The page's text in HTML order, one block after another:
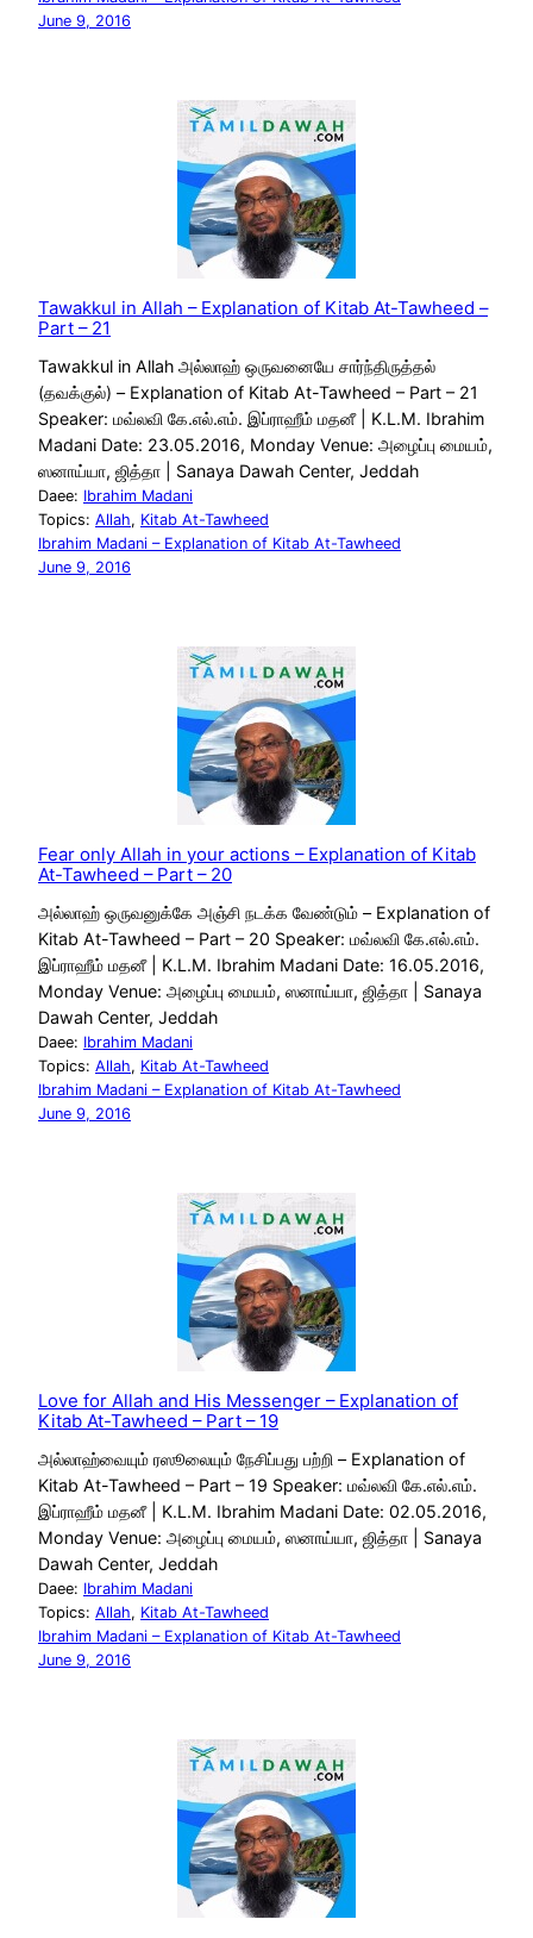
June 9, 2016
Tawakkul in Allah – Explanation of Kitab At-Tawheed –
Part – 21
Tawakkul in Allah அல்லாஹ் ஒருவனையே சார்ந்திருத்தல்
(தவக்குல்) – Explanation of Kitab At-Tawheed – Part – 21
Speaker: மவ்லவி கே.எல்.எம். இப்ராஹீம் மதனீ | K.L.M. Ibrahim
Madani Date: 23.05.2016, Monday Venue: அழைப்பு மையம்,
ஸனாய்யா, ஜித்தா | Sanaya Dawah Center, Jeddah
Daee: Ibrahim Madani
Topics: Allah, Kitab At-Tawheed
Ibrahim Madani – Explanation of Kitab At-Tawheed
June 9, 2016
Fear only Allah in your actions – Explanation of Kitab
At-Tawheed – Part – 20
அல்லாஹ் ஒருவனுக்கே அஞ்சி நடக்க வேண்டும் – Explanation of
Kitab At-Tawheed – Part – 20 Speaker: மவ்லவி கே.எல்.எம்.
இப்ராஹீம் மதனீ | K.L.M. Ibrahim Madani Date: 16.05.2016,
Monday Venue: அழைப்பு மையம், ஸனாய்யா, ஜித்தா | Sanaya
Dawah Center, Jeddah
Daee: Ibrahim Madani
Topics: Allah, Kitab At-Tawheed
Ibrahim Madani – Explanation of Kitab At-Tawheed
June 9, 2016
Love for Allah and His Messenger – Explanation of
Kitab At-Tawheed – Part – 19
அல்லாஹ்வையும் ரஸூலையும் நேசிப்பது பற்றி – Explanation of
Kitab At-Tawheed – Part – 19 Speaker: மவ்லவி கே.எல்.எம்.
இப்ராஹீம் மதனீ | K.L.M. Ibrahim Madani Date: 02.05.2016,
Monday Venue: அழைப்பு மையம், ஸனாய்யா, ஜித்தா | Sanaya
Dawah Center, Jeddah
Daee: Ibrahim Madani
Topics: Allah, Kitab At-Tawheed
Ibrahim Madani – Explanation of Kitab At-Tawheed
June 9, 2016